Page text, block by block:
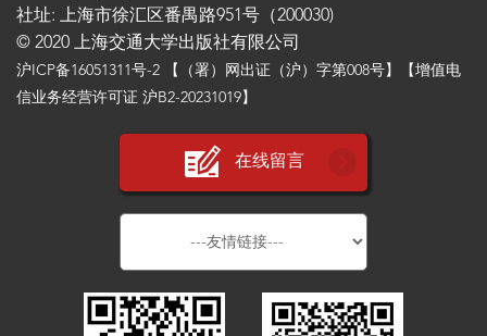
社址: 上海市徐汇区番禺路951号（200030)
© 2020 上海交通大学出版社有限公司
沪ICP备16051311号-2 【（署）网出证（沪）字第008号】【增值电
信业务经营许可证 沪B2-20231019】
在线留言